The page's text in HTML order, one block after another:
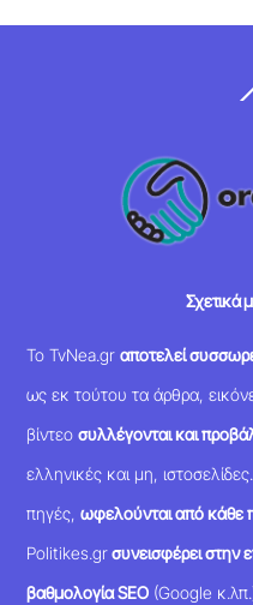
Σχετικά
Το TvNea.grαποτελεί
ως εκ τούτου τα άρθρα,
βίντεοσυλλέγονται και
ελληνικές και μη,
πηγές,ωφελούνται από κάθε
Politikes.grσυνεισφέρει στην
βαθμολογία SEO (Google